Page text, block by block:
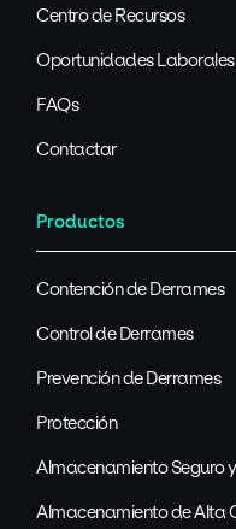
Centro de Recursos
Oportunidades Laborales
FAQs
Contactar
Productos
Contención de Derrames
Control de Derrames
Prevención de Derrames
Protección
Almacenamiento Seguro
Almacenamiento de Alta